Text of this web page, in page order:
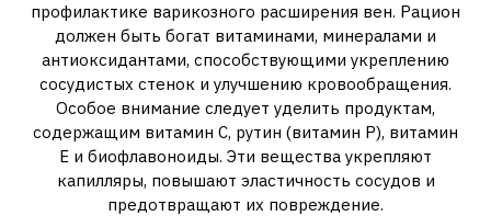
профилактике варикозного расширения вен. Рацион
должен быть богат витаминами, минералами и
антиоксидантами, способствующими укреплению
сосудистых стенок и улучшению кровообращения.
Особое внимание следует уделить продуктам,
содержащим витамин С, рутин (витамин Р), витамин
Е и биофлавоноиды. Эти вещества укрепляют
капилляры, повышают эластичность сосудов и
предотвращают их повреждение.